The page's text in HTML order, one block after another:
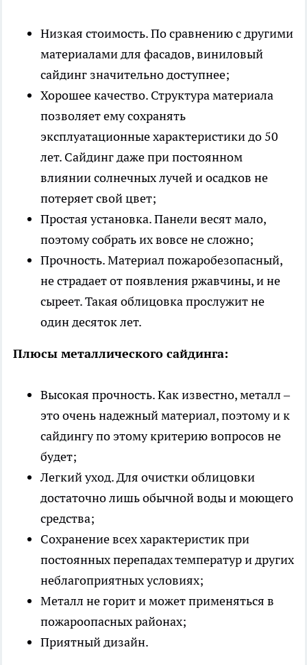
Низкая стоимость. По сравнению с другими
материалами для фасадов, виниловый
сайдинг значительно доступнее;
Хорошее качество. Структура материала
позволяет ему сохранять
эксплуатационные характеристики до 50
лет. Сайдинг даже при постоянном
влиянии солнечных лучей и осадков не
потеряет свой цвет;
Простая установка. Панели весят мало,
поэтому собрать их вовсе не сложно;
Прочность. Материал пожаробезопасный,
не страдает от появления ржавчины, и не
сыреет. Такая облицовка прослужит не
один десяток лет.
Плюсы металлического сайдинга:
Высокая прочность. Как известно, металл –
это очень надежный материал, поэтому и к
сайдингу по этому критерию вопросов не
будет;
Легкий уход. Для очистки облицовки
достаточно лишь обычной воды и моющего
средства;
Сохранение всех характеристик при
постоянных перепадах температур и других
неблагоприятных условиях;
Металл не горит и может применяться в
пожароопасных районах;
Приятный дизайн.